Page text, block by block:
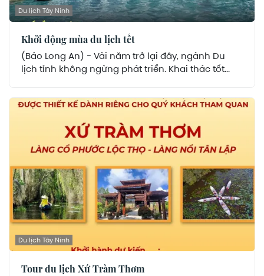
Du lịch Tây Ninh
Khởi động mùa du lịch tết
(Báo Long An) - Vài năm trở lại đây, ngành Du
lịch tỉnh không ngừng phát triển. Khai thác tốt...
Du lịch Tây Ninh
Tour du lịch Xứ Tràm Thơm